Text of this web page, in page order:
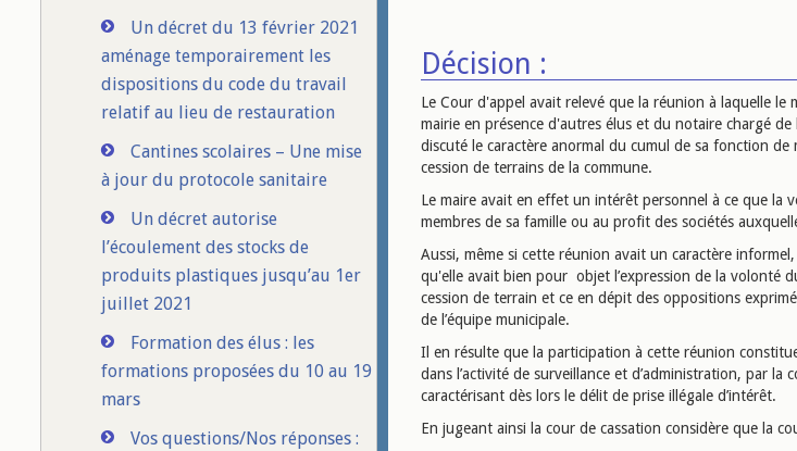
Un décret du 13 février 2021
aménage temporairement les
dispositions du code du travail
relatif au lieu de restauration
Cantines scolaires – Une mise
à jour du protocole sanitaire
Un décret autorise
l’écoulement des stocks de
produits plastiques jusqu’au 1er
juillet 2021
Formation des élus : les
formations proposées du 10 au 19
mars
Vos questions/Nos réponses :
Décision :
Le Cour d'appel avait relevé que la réunion à laquelle
mairie en présence d'autres élus et du notaire chargé
discuté le caractère anormal du cumul de sa fonction de
cession de terrains de la commune.
Le maire avait en effet un intérêt personnel à ce que la
membres de sa famille ou au profit des sociétés
Aussi, même si cette réunion avait un caractère
qu'elle avait bien pour objet l’expression de la volonté
cession de terrain et ce en dépit des oppositions
de l’équipe municipale.
Il en résulte que la participation à cette réunion
dans l’activité de surveillance et d’administration, par la
caractérisant dès lors le délit de prise illégale d’intérêt.
En jugeant ainsi la cour de cassation considère que la